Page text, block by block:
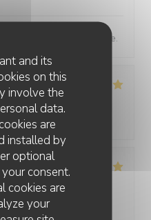
and its
on this
involve the
data.
are
installed by
optional
consent.
cookies are
your
ambiance et bonne table.
: 5/5 Value
: 5/5 Value